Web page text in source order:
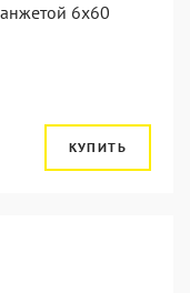
6x60
КУПИТЬ